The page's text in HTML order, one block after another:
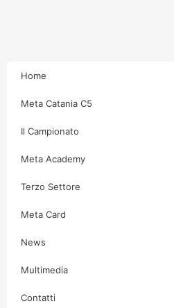
Home
Meta Catania C5
Il Campionato
Meta Academy
Terzo Settore
Meta Card
News
Multimedia
Contatti